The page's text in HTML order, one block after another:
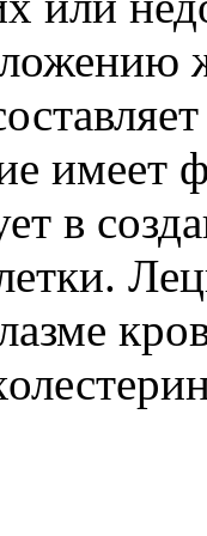
имеет
в